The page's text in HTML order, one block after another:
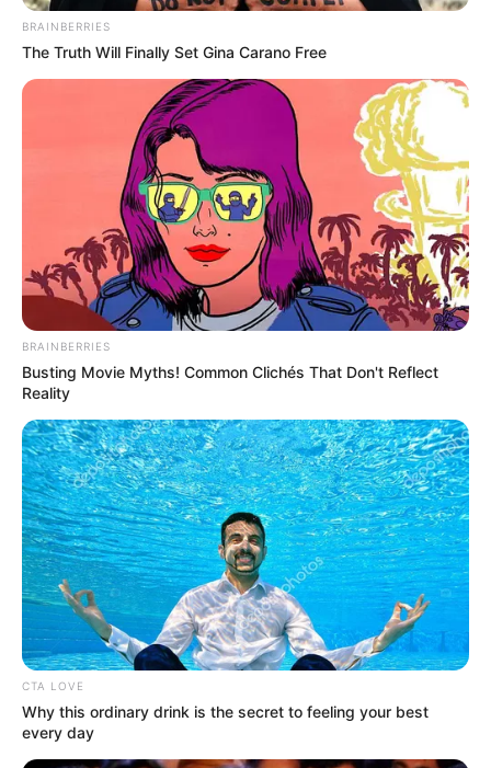
BRAINBERRIES
The Truth Will Finally Set Gina Carano Free
BRAINBERRIES
Busting Movie Myths! Common Clichés That Don't Reflect
Reality
CTA LOVE
Why this ordinary drink is the secret to feeling your best
every day